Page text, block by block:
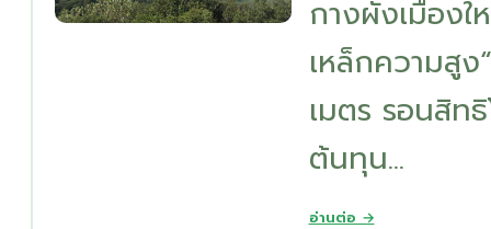
กางผังเมือง
เหล็กความสูง
เมตร รอนสิท
ต้นทุน...
อ่านต่อ →